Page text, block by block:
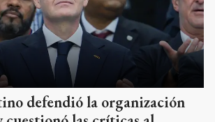
defendió la organización